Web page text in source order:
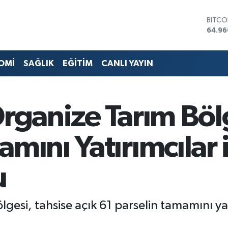
SAĞLIK EĞİTİM CANLI YAYIN
Tarım
Yatırımcılar
tahsise açık 61 parselin tamamını